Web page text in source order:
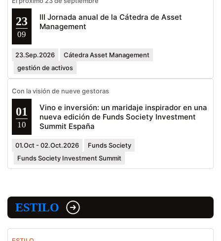
23
09
III Jornada anual de la Cátedra de Asset
Management
23.Sep.2026
Cátedra Asset Management
gestión de activos
Con la visión de nueve gestoras
01
10
Vino e inversión: un maridaje inspirador en una
nueva edición de Funds Society Investment
Summit España
01.Oct - 02.Oct.2026
Funds Society
Funds Society Investment Summit
ESTILO